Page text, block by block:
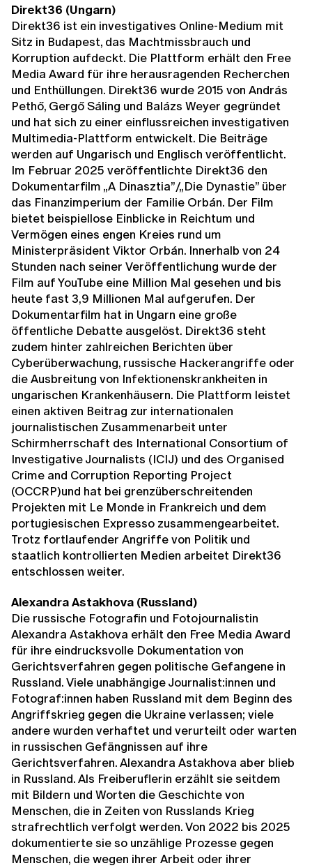
Direkt36 (Ungarn)
Direkt36 ist ein investigatives Online-Medium mit
Sitz in Budapest, das Machtmissbrauch und
Korruption aufdeckt. Die Plattform erhält den Free
Media Award für ihre herausragenden Recherchen
und Enthüllungen. Direkt36 wurde 2015 von András
Pethő, Gergő Sáling und Balázs Weyer gegründet
und hat sich zu einer einflussreichen investigativen
Multimedia-Plattform entwickelt. Die Beiträge
werden auf Ungarisch und Englisch veröffentlicht.
Im Februar 2025 veröffentlichte Direkt36 den
Dokumentarfilm „A Dinasztia”/„Die Dynastie” über
das Finanzimperium der Familie Orbán. Der Film
bietet beispiellose Einblicke in Reichtum und
Vermögen eines engen Kreies rund um
Ministerpräsident Viktor Orbán. Innerhalb von 24
Stunden nach seiner Veröffentlichung wurde der
Film auf YouTube eine Million Mal gesehen und bis
heute fast 3,9 Millionen Mal aufgerufen. Der
Dokumentarfilm hat in Ungarn eine große
öffentliche Debatte ausgelöst. Direkt36 steht
zudem hinter zahlreichen Berichten über
Cyberüberwachung, russische Hackerangriffe oder
die Ausbreitung von Infektionenskrankheiten in
ungarischen Krankenhäusern. Die Plattform leistet
einen aktiven Beitrag zur internationalen
journalistischen Zusammenarbeit unter
Schirmherrschaft des International Consortium of
Investigative Journalists (ICIJ) und des Organised
Crime and Corruption Reporting Project
(OCCRP)und hat bei grenzüberschreitenden
Projekten mit Le Monde in Frankreich und dem
portugiesischen Expresso zusammengearbeitet.
Trotz fortlaufender Angriffe von Politik und
staatlich kontrollierten Medien arbeitet Direkt36
entschlossen weiter.
Alexandra Astakhova (Russland)
Die russische Fotografin und Fotojournalistin
Alexandra Astakhova erhält den Free Media Award
für ihre eindrucksvolle Dokumentation von
Gerichtsverfahren gegen politische Gefangene in
Russland. Viele unabhängige Journalist:innen und
Fotograf:innen haben Russland mit dem Beginn des
Angriffskrieg gegen die Ukraine verlassen; viele
andere wurden verhaftet und verurteilt oder warten
in russischen Gefängnissen auf ihre
Gerichtsverfahren. Alexandra Astakhova aber blieb
in Russland. Als Freiberuflerin erzählt sie seitdem
mit Bildern und Worten die Geschichte von
Menschen, die in Zeiten von Russlands Krieg
strafrechtlich verfolgt werden. Von 2022 bis 2025
dokumentierte sie so unzählige Prozesse gegen
Menschen, die wegen ihrer Arbeit oder ihrer